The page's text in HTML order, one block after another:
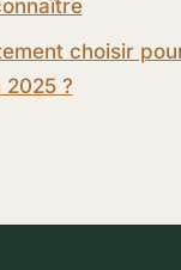
choisir
?